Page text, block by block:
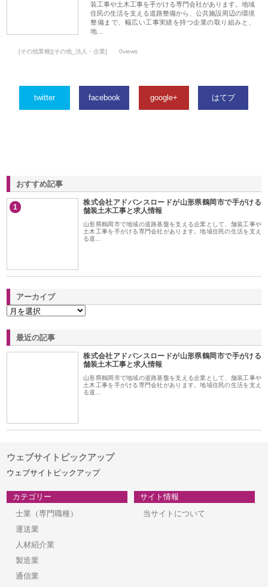
装工事や土木工事を手がける専門会社があります。地域
住民の生活を支える道路整備から、公共施設周辺の環境
整備まで、幅広い工事実績を持つ企業の取り組みと、
地…
[その他業種][その他_法人・企業] 0views
twitter facebook google+ はてブ
おすすめ記事
1
株式会社アドバンスロードが山形県鶴岡市で手がける
舗装土木工事と求人情報
山形県鶴岡市で地域の道路基盤を支える企業として、舗装工事や
土木工事を手がける専門会社があります。地域住民の生活を支え
る道…
アーカイブ
最近の記事
株式会社アドバンスロードが山形県鶴岡市で手がける
舗装土木工事と求人情報
山形県鶴岡市で地域の道路基盤を支える企業として、舗装工事や
土木工事を手がける専門会社があります。地域住民の生活を支え
る道…
ウェブサイトピックアップ
ウェブサイトピックアップ
カテゴリー
士業（専門職種）
運送業
人材紹介業
製造業
通信業
サイト情報
当サイトについて